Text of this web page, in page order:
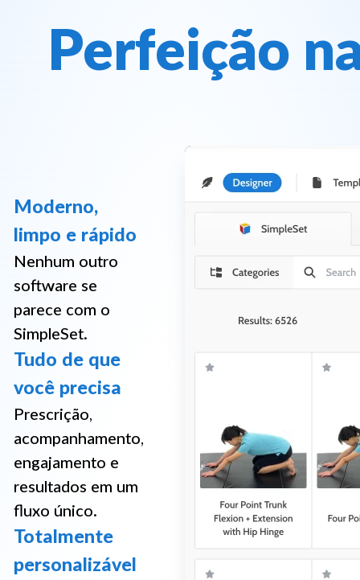
Perfeição
Moderno,
limpo e rápido
Nenhum outro
software se
parece com o
SimpleSet.
Tudo de que
você precisa
Prescrição,
acompanhamento,
engajamento e
resultados em um
fluxo único.
Totalmente
personalizável